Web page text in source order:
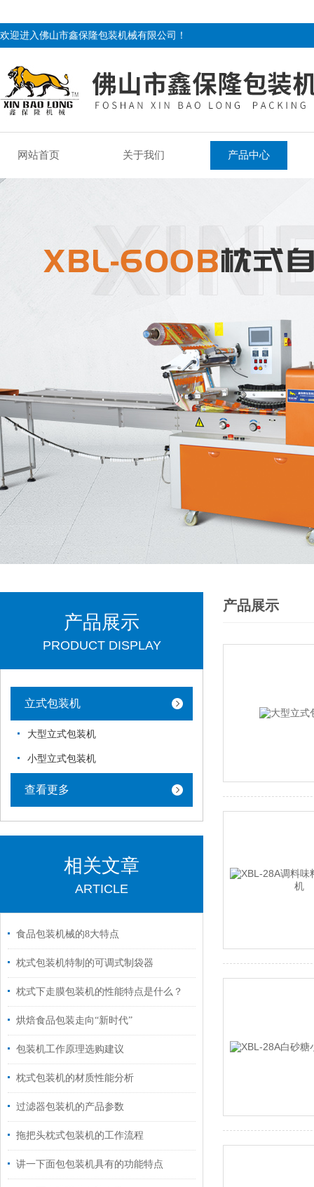
欢迎进入佛山市鑫保隆包装机械有限公司！
网站首页 关于我们 产品中心
产品展示
PRODUCT DISPLAY
立式包装机
大型立式包装机
小型立式包装机
查看更多
相关文章
ARTICLE
食品包装机械的8大特点
枕式包装机特制的可调式制袋器
枕式下走膜包装机的性能特点是什么？
烘焙食品包装走向“新时代”
包装机工作原理选购建议
枕式包装机的材质性能分析
过滤器包装机的产品参数
拖把头枕式包装机的工作流程
讲一下面包包装机具有的功能特点
产品展示